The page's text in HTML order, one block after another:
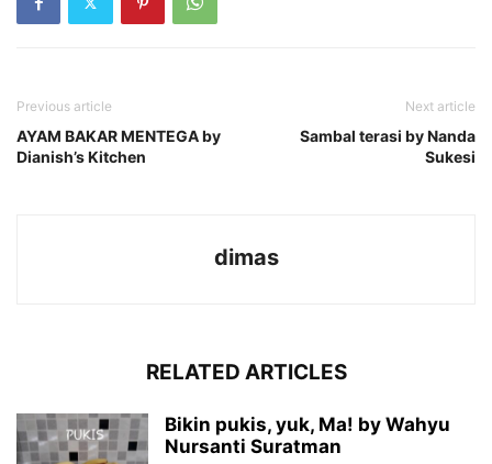
Previous article
AYAM BAKAR MENTEGA by
Dianish’s Kitchen
Next article
Sambal terasi by Nanda
Sukesi
dimas
RELATED ARTICLES
Bikin pukis, yuk, Ma! by Wahyu
Nursanti Suratman